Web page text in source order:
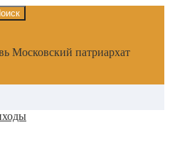
Московский патриархат